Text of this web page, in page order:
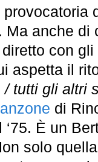
Ma anche di
con gli
aspetta il
tutti gli altri
di
È un
solo